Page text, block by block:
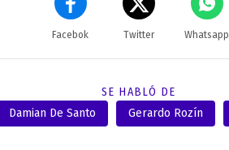
Facebok Twitter Whatsapp
SE HABLÓ DE
Damian De Santo
Gerardo Rozín